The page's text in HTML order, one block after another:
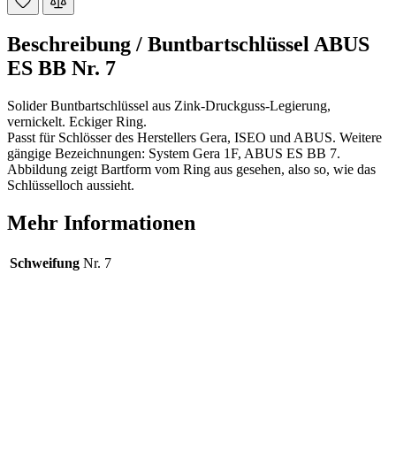
Beschreibung / Buntbartschlüssel ABUS
ES BB Nr. 7
Solider Buntbartschlüssel aus Zink-Druckguss-Legierung,
vernickelt. Eckiger Ring.
Passt für Schlösser des Herstellers Gera, ISEO und ABUS. Weitere
gängige Bezeichnungen: System Gera 1F, ABUS ES BB 7.
Abbildung zeigt Bartform vom Ring aus gesehen, also so, wie das
Schlüsselloch aussieht.
Mehr Informationen
Schweifung Nr. 7